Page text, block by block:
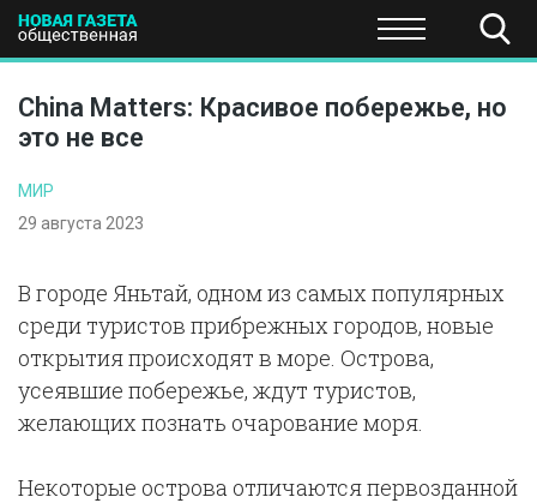
ПОЛИТИКА ЭКОНОМИКА НАУКА И
China Matters: Красивое побережье, но
это не все
МИР
29 августа 2023
В городе Яньтай, одном из самых популярных
среди туристов прибрежных городов, новые
открытия происходят в море. Острова,
усеявшие побережье, ждут туристов,
желающих познать очарование моря.
Некоторые острова отличаются первозданной